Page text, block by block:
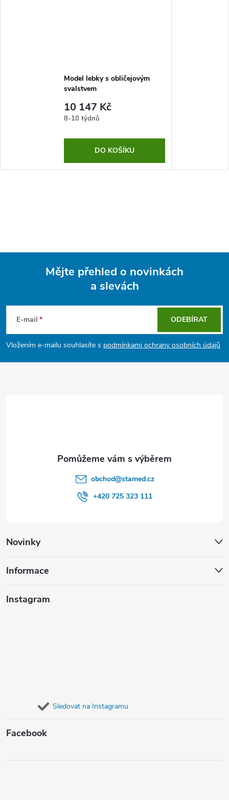
Model lebky s obličejovým
svalstvem
10 147 Kč
8-10 týdnů
DO KOŠÍKU
p
Mějte přehled o novinkách
a slevách
E-mail
Vložením e-mailu souhlasíte s podmínkami ochrany osobních údajů
ODEBÍRAT
Novinky
Informace
Instagram
Sledovat na Instagramu
Facebook
obchod@stamed.cz
+420 725 323 111